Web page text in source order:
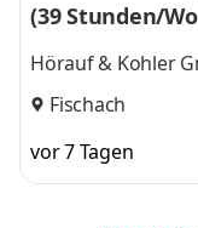
(39 Stunden/
Hörauf & Kohler
Fischach
vor 7 Tagen